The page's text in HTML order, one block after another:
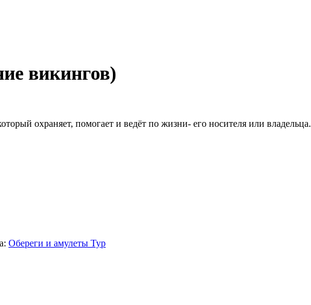
викингов)
охраняет, помогает и ведёт по жизни- его носителя или владельца.
Обереги и амулеты Тур